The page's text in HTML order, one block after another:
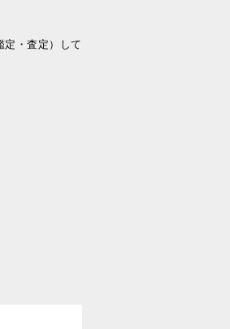
定・査定）して